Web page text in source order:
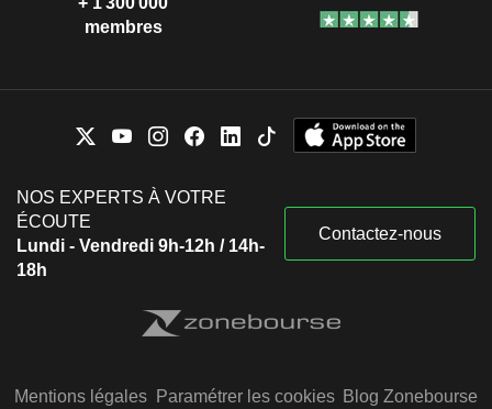
membres
NOS EXPERTS À VOTRE
ÉCOUTE
Lundi - Vendredi 9h-12h / 14h-
18h
Contactez-nous
Mentions légales Paramétrer les cookies Blog Zonebourse